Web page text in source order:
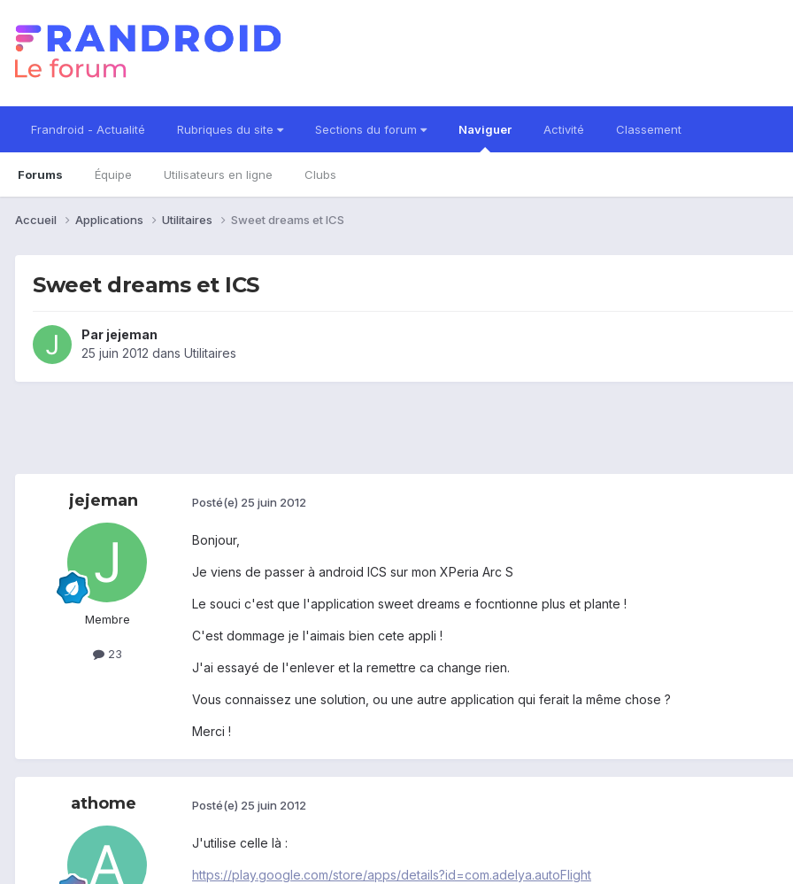
Frandroid - Actualité Rubriques du site Sections du forum Naviguer
Forums Équipe Utilisateurs en ligne Clubs
Activité Classement
Accueil Applications Utilitaires Sweet dreams et ICS
Sweet dreams et ICS
Par jejeman
25 juin 2012 dans Utilitaires
jejeman
Membre
23
Posté(e) 25 juin 2012
Bonjour,
Je viens de passer à android ICS sur mon XPeria Arc S
Le souci c'est que l'application sweet dreams e focntionne plus et plante !
C'est dommage je l'aimais bien cete appli !
J'ai essayé de l'enlever et la remettre ca change rien.
Vous connaissez une solution, ou une autre application qui ferait la même chose ?
Merci !
athome Posté(e) 25 juin 2012
J'utilise celle là :
https://play.google.com/store/apps/details?id=com.adelya.autoFlight